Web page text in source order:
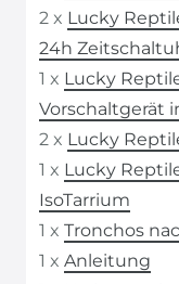
2 x Lucky
24h
1 x Lucky
Vorschaltgerät
2 x Lucky
1 x Lucky
IsoTarrium
1 x Tronchos
1 x Anleitung